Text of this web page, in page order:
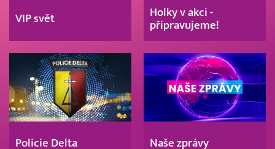
VIP svět
Holky v akci -
připravujeme!
Policie Delta Naše zprávy